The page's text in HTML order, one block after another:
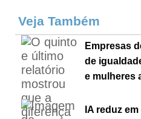
Veja Também
Empresas
de
e mulheres
IA reduz